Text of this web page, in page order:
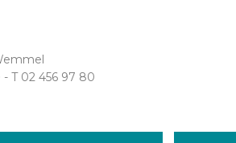
T 02 456 97 80